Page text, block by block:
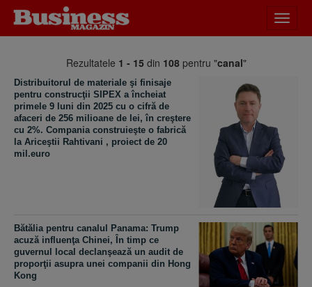
meniu
Rezultatele 1 - 15 din 108pentru "canal"
Distribuitorul de materiale şi finisaje
pentru construcţii SIPEX a încheiat
primele 9 luni din 2025 cu o cifră de
afaceri de 256 milioane de lei, în creştere
cu 2%. Compania construieşte o fabrică
la Ariceştii Rahtivani , proiect de 20
mil.euro
Bătălia pentru canalul Panama: Trump
acuză influenţa Chinei, În timp ce
guvernul local declanşează un audit de
proporţii asupra unei companii din Hong
Kong